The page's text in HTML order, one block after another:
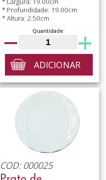
* Profundidade: 19.00cm
* Altura: 2.50cm
Quantidade:
ADICIONAR
COD: 000025